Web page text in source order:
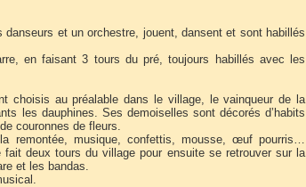
et un orchestre, jouent, dansent et sont habillés
en faisant 3 tours du pré, toujours habillés avec les
choisis au préalable dans le village, le vainqueur de la
les dauphines. Ses demoiselles sont décorés d’habits
couronnes de fleurs.
remontée, musique, confettis, mousse, œuf pourris…
deux tours du village pour ensuite se retrouver sur la
et les bandas.